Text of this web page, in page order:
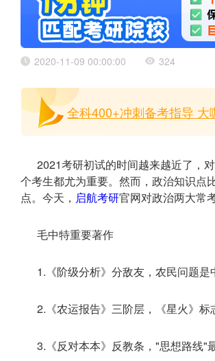
2020-11-09 00:00:00 324
全科400+冲刺备考指导 大
2021考研初试的时间越来越近了，
个考生都尤为重要。然而，政治知识点
点。今天， 启航考研官网对政治两大常
毛中特重要著作
1.《阶级分析》分敌友，农民问题是
2.《农运报告》三阶层，《星火》标
3.《反对本本》反教条，"思想路线"